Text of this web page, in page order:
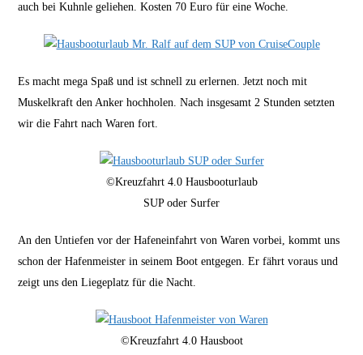
auch bei Kuhnle geliehen. Kosten 70 Euro für eine Woche.
Es macht mega Spaß und ist schnell zu erlernen. Jetzt noch mit
Muskelkraft den Anker hochholen. Nach insgesamt 2 Stunden setzten
wir die Fahrt nach Waren fort.
©Kreuzfahrt 4.0 Hausbooturlaub
SUP oder Surfer
An den Untiefen vor der Hafeneinfahrt von Waren vorbei, kommt uns
schon der Hafenmeister in seinem Boot entgegen. Er fährt voraus und
zeigt uns den Liegeplatz für die Nacht.
©Kreuzfahrt 4.0 Hausboot